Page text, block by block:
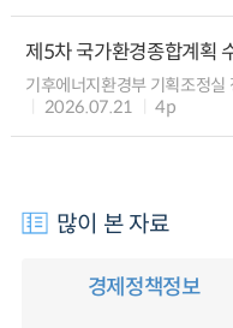
제5차 국가환경종합계획
기후에너지환경부 기획조정
2026.07.21
4p
많이 본 자료
경제정책정보